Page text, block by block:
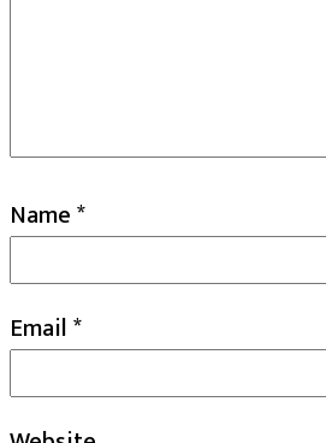
Name*
Email*